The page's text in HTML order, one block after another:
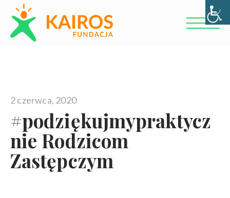
2 czerwca, 2020
#podziękujmypraktycz
nie Rodzicom
Zastępczym